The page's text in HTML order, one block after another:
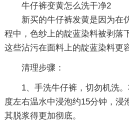
牛仔裤变黄怎么洗干净2
新买的牛仔裤发黄是因为在
程中，色纱上的靛蓝染料被剥落
这些沾污在面料上的靛蓝染料更
清理步骤：
1、手洗牛仔裤，切勿机洗
度左右温水中浸泡约15分钟，浸
其脱浆得更加彻底。